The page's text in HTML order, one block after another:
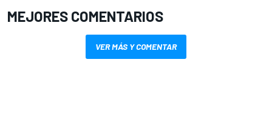
MEJORES COMENTARIOS
VER MÁS Y COMENTAR